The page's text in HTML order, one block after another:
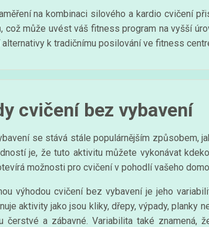
na kombinaci silového a kardio cvičení
což může uvést váš fitness program na vyšší
k tradičnímu posilování ve fitness
cvičení bez vybavení
se stává stále populárnějším způsobem,
je, že tuto aktivitu můžete vykonávat
možnosti pro cvičení v pohodlí vašeho
výhodou cvičení bez vybavení je jeho
aktivity jako jsou kliky, dřepy, výpady,
čerstvé a zábavné. Variabilita také